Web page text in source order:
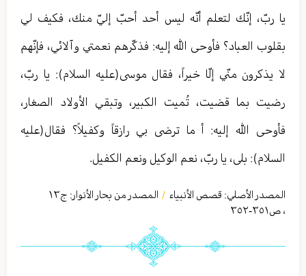
يا ربّ، إنّك لتعلم أنّه ليس أحد أحبّ إليّ منك، فكيف لي
بقلوب العباد؟ فأوحى الله إليه: فذكّرهم نعمتي وآلائي، فإنّهم
لا يذكرون منّي إلّا خيراً، فقال موسى(عليه السلام): يا ربّ،
رضيت بما قضيت، تُميت الكبير، وتبقي الأولاد الصغار،
فأوحى الله إليه: أ ما ترضى بي رازقاً وكفيلاً؟ فقال(عليه
السلام): بلى، يا ربّ، نعم الوكيل ونعم الكفيل.
المصدر الأصلي: قصص الأنبياء / المصدر من بحار الأنوار: ج١٣
، ص٣٥١-٣٥٢